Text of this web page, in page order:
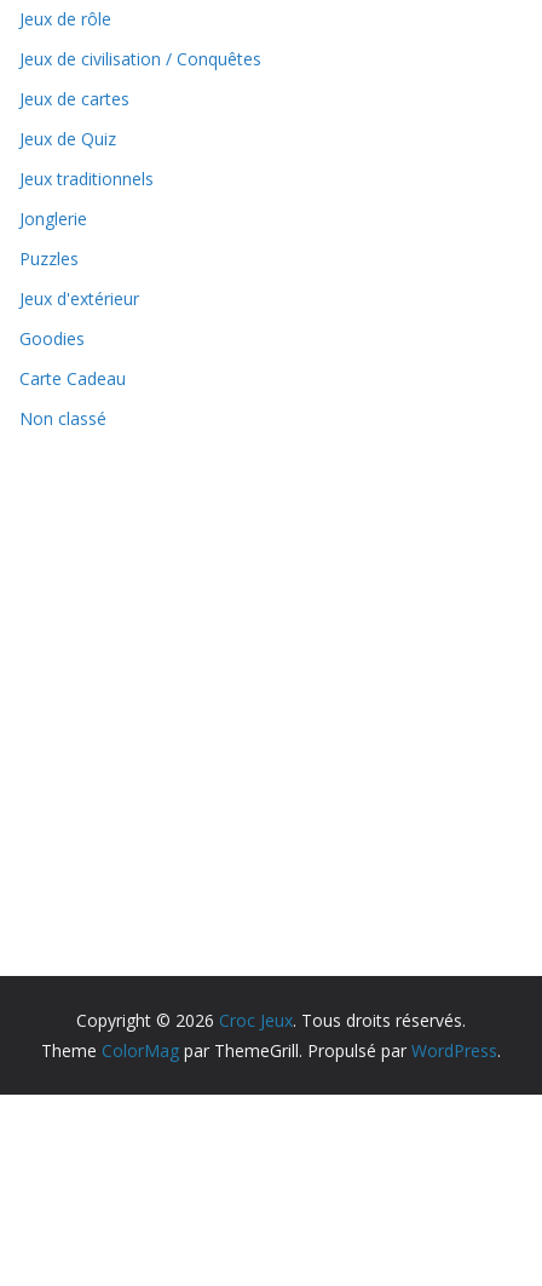
Jeux de rôle
Jeux de civilisation / Conquêtes
Jeux de cartes
Jeux de Quiz
Jeux traditionnels
Jonglerie
Puzzles
Jeux d'extérieur
Goodies
Carte Cadeau
Non classé
Copyright © 2026 Croc Jeux. Tous droits réservés.
Theme ColorMag par ThemeGrill. Propulsé par WordPress.